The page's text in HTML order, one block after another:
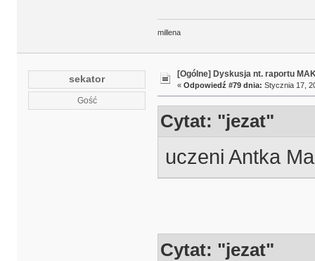
millena
sekator
Gość
[Ogólne] Dyskusja nt. raportu
« Odpowiedź #79 dnia: Stycznia 17,
Cytat: "jezat"
uczeni Antka
Cytat: "jezat"